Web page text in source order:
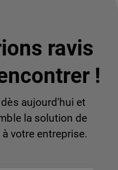
ravis
!
aujourd'hui et
la solution de
votre entreprise.